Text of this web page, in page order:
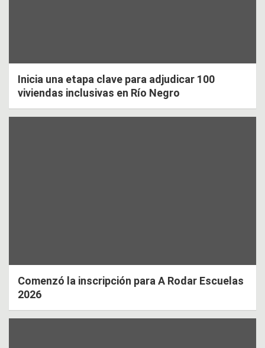
Inicia una etapa clave para adjudicar 100
viviendas inclusivas en Río Negro
Comenzó la inscripción para A Rodar Escuelas
2026